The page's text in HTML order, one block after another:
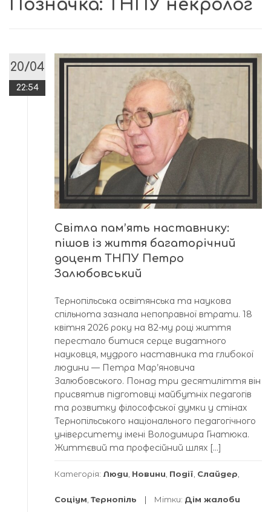
Позначка: ТНПУ некролог
20/04
22:54
Світла пам’ять наставнику:
пішов із життя багаторічний
доцент ТНПУ Петро
Залюбовський
Тернопільська освітянська та наукова
спільнота зазнала непоправної втрати. 18
квітня 2026 року на 82-му році життя
перестало битися серце видатного
науковця, мудрого наставника та глибокої
людини — Петра Мар’яновича
Залюбовського. Понад три десятиліття він
присвятив підготовці майбутніх педагогів
та розвитку філософської думки у стінах
Тернопільського національного педагогічного
університету імені Володимира Гнатюка.
Життєвий та професійний шлях […]
Категорія: Люди Новини Події Слайдер
Соціум Тернопіль Мітки: Дім жалоби